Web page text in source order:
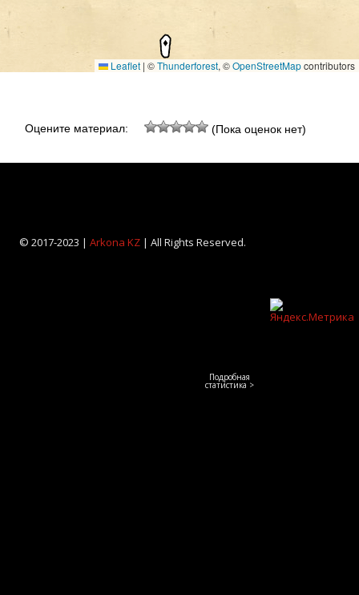
Leaflet | ©Thunderforest, ©OpenStreetMapcontributors
Оцените материал: (Пока оценок нет)
© 2017-2023 | Arkona KZ| All Rights Reserved.
Подробная
статистика >